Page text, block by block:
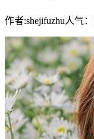
作者:shejifuzhu人气：